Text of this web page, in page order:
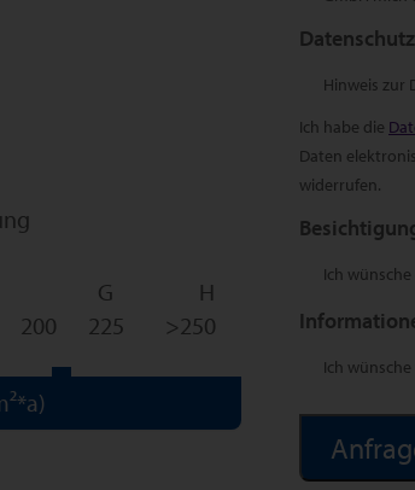
G
H
200 225 >250
Hinweis zur
Ich habe die
Daten
widerrufen.
Ich
Ich